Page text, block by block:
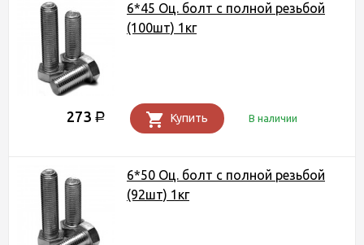
6*45 Оц. болт с полной резьбой
(100шт) 1кг
273 Р Купить В наличии
6*50 Оц. болт с полной резьбой
(92шт) 1кг